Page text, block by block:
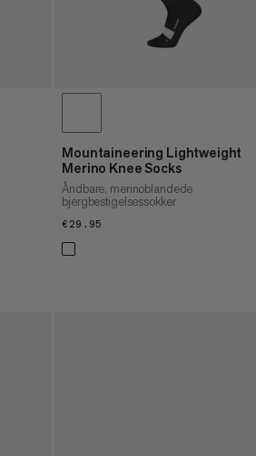
Mountaineering Lightweight
Merino Knee Socks
Åndbare, merinoblandede
bjergbestigelsessokker
€29.95